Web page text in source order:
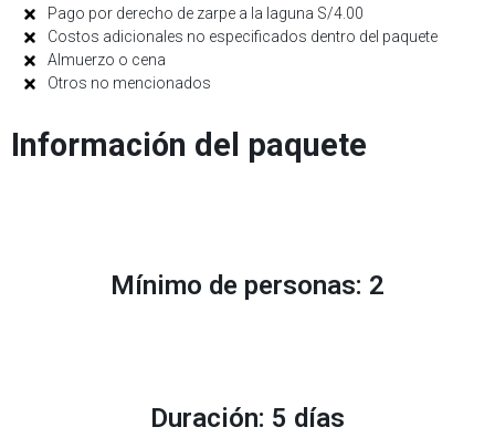
Pago por derecho de zarpe a la laguna S/4.00
Costos adicionales no especificados dentro del paquete
Almuerzo o cena
Otros no mencionados
Información del paquete
Mínimo de personas: 2
Duración: 5 días